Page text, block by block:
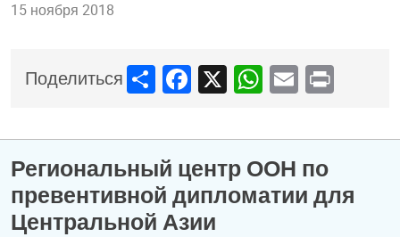
15 ноября 2018
ПоделитьсяShareFacebook
X WhatsApp
Email
Print
Региональный центр ООН по
превентивной дипломатии для
Центральной Азии